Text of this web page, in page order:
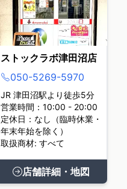
ストックラボ津田沼店
050-5269-5970
JR 津田沼駅より徒歩5分
営業時間：10:00 - 20:00
定休日：なし（臨時休業・
年末年始を除く）
取扱商材: すべて
店舗詳細・地図